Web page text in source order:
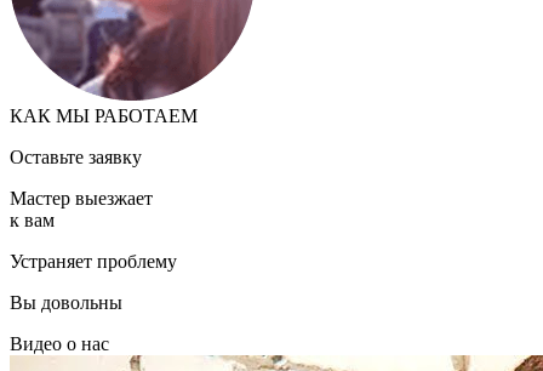
КАК МЫ РАБОТАЕМ
Оставьте заявку
Мастер выезжает
к вам
Устраняет проблему
Вы довольны
Видео о нас